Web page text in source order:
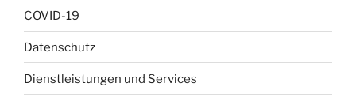
COVID-19
Datenschutz
Dienstleistungen und Services